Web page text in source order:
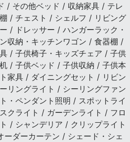
/ その他ベッド / 収納家具 / テレ
/ チェスト / シェルフ / リビング
/ ドレッサー / ハンガーラック・
収納・キッチンワゴン / 食器棚 /
/ 子供椅子・キッズチェア / 子供
/ 子供ベッド / 子供収納 / 子供本
家具 / ダイニングセット / リビン
リングライト / シーリングファン
・ペンダント照明 / スポットライ
クライト / ガーデンライト / フロ
/ シャンデリア / クリップライト
ダーカーテン / シェード・シェ